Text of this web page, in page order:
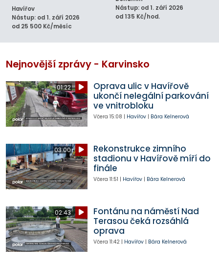
Havířov
Nástup: od 1. září 2026
od 25 500 Kč/měsíc
Nástup: od 1. září 2026
od 135 Kč/hod.
Nejnovější zprávy - Karvinsko
01:22
Oprava ulic v Havířově
ukončí nelegální parkování
ve vnitrobloku
Včera 15:08 | Havířov| Bára Kelnerová
03:00
Rekonstrukce zimního
stadionu v Havířově míří do
finále
Včera 11:51 | Havířov| Bára Kelnerová
02:43
Fontánu na náměstí Nad
Terasou čeká rozsáhlá
oprava
Včera 11:42| Havířov| Bára Kelnerová